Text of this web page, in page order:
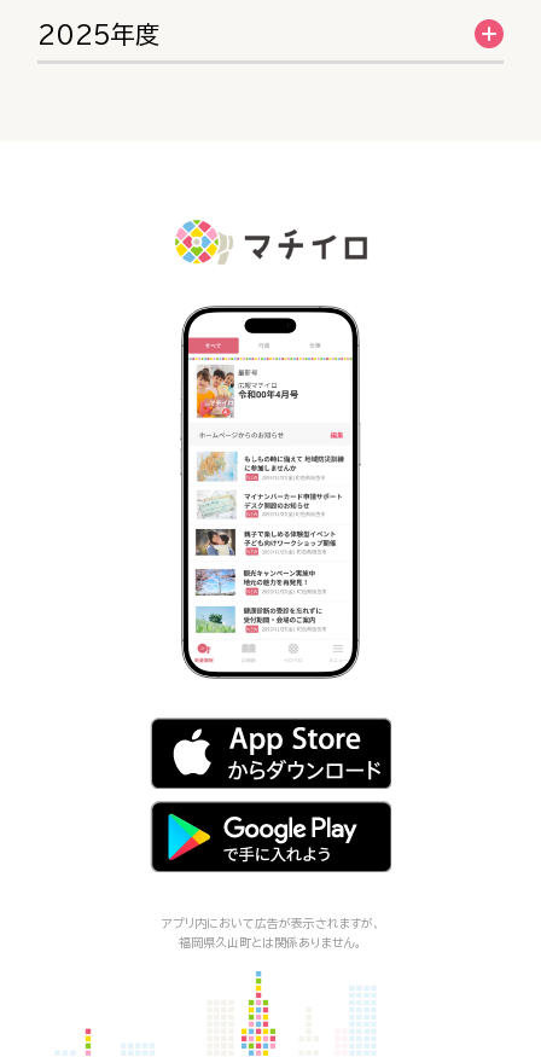
2025年度
アプリ内において広告が表示されますが、
福岡県久山町とは関係ありません。